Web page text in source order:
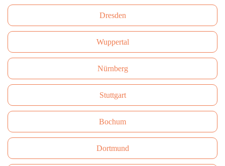
Dresden
Wuppertal
Nürnberg
Stuttgart
Bochum
Dortmund